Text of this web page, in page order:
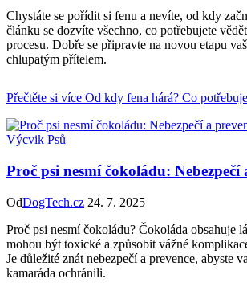
Chystáte se pořídit si fenu a nevíte, od kdy
článku se dozvíte všechno, co potřebujete
procesu. Dobře se připravte na novou etapu
chlupatým přítelem.
Přečtěte si více Od kdy fena hárá? Co
Výcvik Psů
Proč psi nesmí čokoládu: Nebezpečí
OdDogTech.cz 24. 7. 2025
Proč psi nesmí čokoládu? Čokoláda obsahuje
mohou být toxické a způsobit vážné
Je důležité znát nebezpečí a prevence, abyste
kamaráda ochránili.